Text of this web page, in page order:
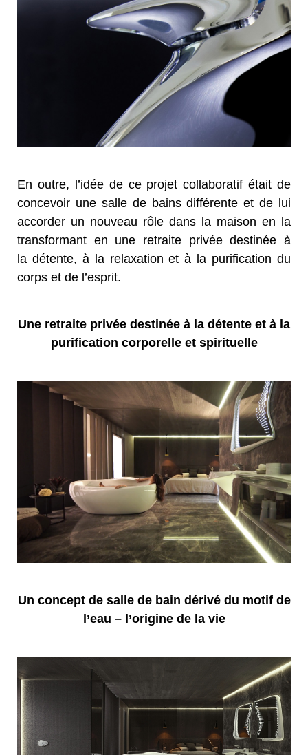
En outre, l’idée de ce projet collaboratif était de
concevoir une salle de bains différente et de lui
accorder un nouveau rôle dans la maison en la
transformant en une retraite privée destinée à
la détente, à la relaxation et à la purification du
corps et de l’esprit.
Une retraite privée destinée à la détente et à la
purification corporelle et spirituelle
Un concept de salle de bain dérivé du motif de
l’eau – l’origine de la vie